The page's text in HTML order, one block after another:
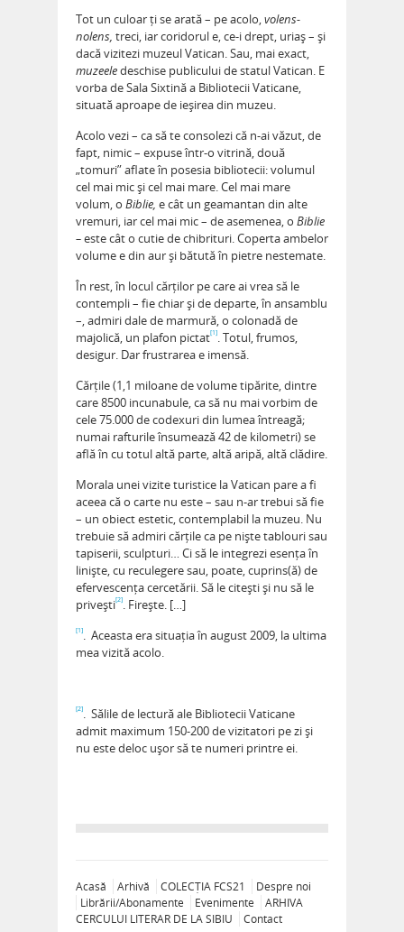
Tot un culoar ți se arată – pe acolo,volens-
nolens, treci, iar coridorul e, ce-i drept, uriaș – și
dacă vizitezi muzeul Vatican. Sau, mai exact,
muzeeledeschise publicului de statul Vatican. E
vorba de Sala Sixtină a Bibliotecii Vaticane,
situată aproape de ieșirea din muzeu.
Acolo vezi – ca să te consolezi că n-ai văzut, de
fapt, nimic – expuse într-o vitrină, două
„tomuri” aflate în posesia bibliotecii: volumul
cel mai mic și cel mai mare. Cel mai mare
volum, o Biblie, e cât un geamantan din alte
vremuri, iar cel mai mic – de asemenea, o Biblie
–este cât o cutie de chibrituri. Coperta ambelor
volume e din aur și bătută în pietre nestemate.
În rest, în locul cărților pe care ai vrea să le
contempli – fie chiar și de departe, în ansamblu
–, admiri dale de marmură, o colonadă de
majolică, un plafon pictat[1]. Totul, frumos,
desigur. Dar frustrarea e imensă.
Cărțile (1,1 miloane de volume tipărite, dintre
care 8500 incunabule, ca să nu mai vorbim de
cele 75.000 de codexuri din lumea întreagă;
numai rafturile însumează 42 de kilometri) se
află în cu totul altă parte, altă aripă, altă clădire.
Morala unei vizite turistice la Vatican pare a fi
aceea că o carte nu este – sau n-ar trebui să fie
– un obiect estetic, contemplabil la muzeu. Nu
trebuie să admiri cărțile ca pe niște tablouri sau
tapiserii, sculpturi… Ci să le integrezi esența în
liniște, cu reculegere sau, poate, cuprins(ă) de
efervescența cercetării. Să le citești și nu să le
privești[2]. Firește. […]
[1]. Aceasta era situația în august 2009, la ultima
mea vizită acolo.
[2]. Sălile de lectură ale Bibliotecii Vaticane
admit maximum 150-200 de vizitatori pe zi și
nu este deloc ușor să te numeri printre ei.
Acasă Arhivă COLECȚIA FCS21
Despre noi
Librării/Abonamente
Evenimente
ARHIVA
CERCULUI LITERAR DE LA SIBIU
Contact